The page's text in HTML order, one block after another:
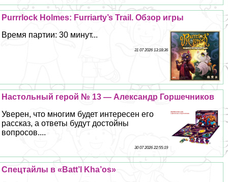
Purrrlock Holmes: Furriarty’s Trail. Обзор игры
Время партии: 30 минут...
31 07 2026 13:18:36
Настольный герой № 13 — Александр Горшечников
Уверен, что многим будет интересен его
рассказ, а ответы будут достойны
вопросов....
30 07 2026 22:55:19
Спецтайлы в «Batt’l Kha’os»